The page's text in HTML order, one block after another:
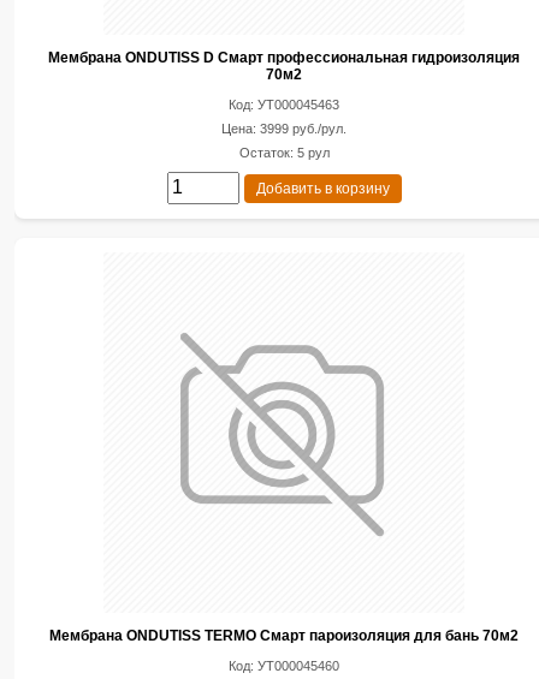
Мембрана ONDUTISS D Смарт профессиональная гидроизоляция
70м2
Код: УТ000045463
Цена: 3999 руб./рул.
Остаток: 5 рул
Добавить в корзину
Мембрана ONDUTISS TERMO Смарт пароизоляция для бань 70м2
Код: УТ000045460